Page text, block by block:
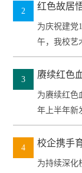
2
红色故居
党支部开
为庆祝建党
午，我校艺
往李达同志
3
赓续红色
新发展团
为赓续红色
年上半年新
席仪式并讲
4
校企携手
开展企业
为持续深化